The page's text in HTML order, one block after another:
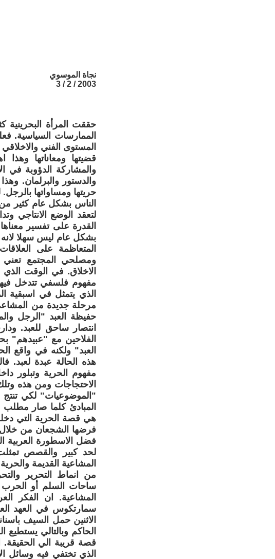
نجاة الموسوي
2003 / 2 / 3
حققت المرأة
الممارسات السياسية.
المستوى الفني
قضيتها ومعاناتها
والمشاركة الدؤوبة في
والدستور والبرلمان.
حريتها ومساواتها
الناس بشكل عام كثير
لتعقد الوضع الانتاجي
القدرة على تفسير
بشكل عام ليس سهلا لانه
المتعاظمة على
ومصلحي المجتمع تعني
الاخلاق. في الوقت
مفهوم فلسفي تتدخل فيها
الذي يتمثل في اسبقية
مرحلة جديدة من المشاعي
حفيظة العبد "الرجل
انتصار ساحق للعبد.
الفلاحين مع "عبيدهم"
العبد" ولكنه في واقع
هذه الحالة عبدة لعبد.
مفهوم الحرية وتبلور
الاحتجاجات ومن هذه
"الموضوعيات" لكي تنتج
المبادئ كلما صار مطلب
هي قصة الحرية التي
فرضها الشجعان من
فضل الاسطورة العربية
لحد كبير والقصص
المشاعية القديمة
من انماط التحرير
ساحات السلم أو الحرب
المشاعية. ان الفكر
سمارتكوس في العهد
الاثنين حمل السيف
الحاكم وبالتالي
قصة قريبة الي
الذي تختفي فيه وسائل